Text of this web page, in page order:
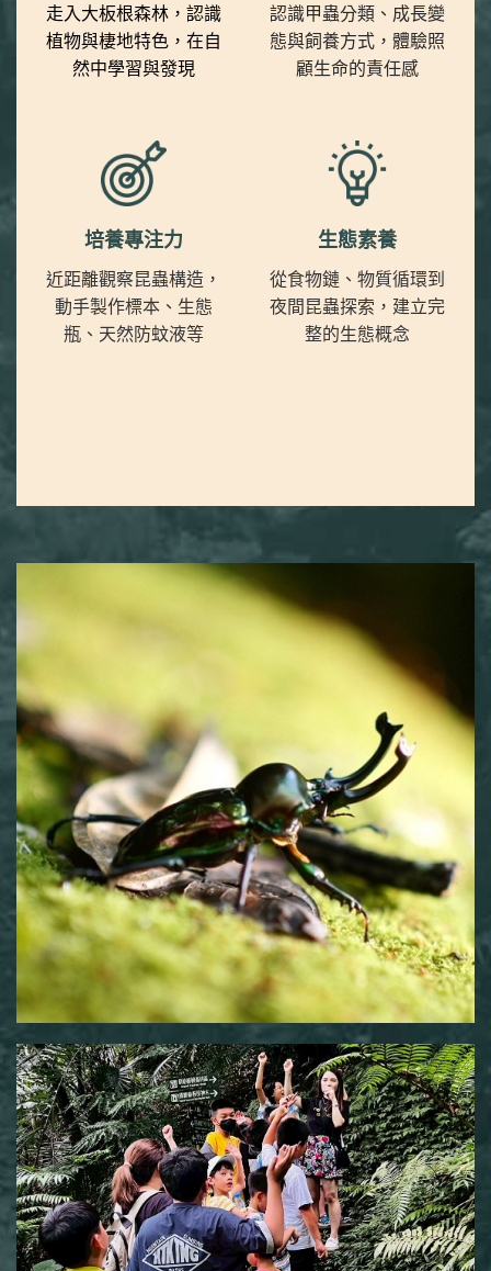
走入大板根森林，認識
植物與棲地特色，在自
然中學習與發現
認識甲蟲分類、成長變
態與飼養方式，體驗照
顧生命的責任感
培養專注力
近距離觀察昆蟲構造，
動手製作標本、生態
瓶、天然防蚊液等
生態素養
從食物鏈、物質循環到
夜間昆蟲探索，建立完
整的生態概念